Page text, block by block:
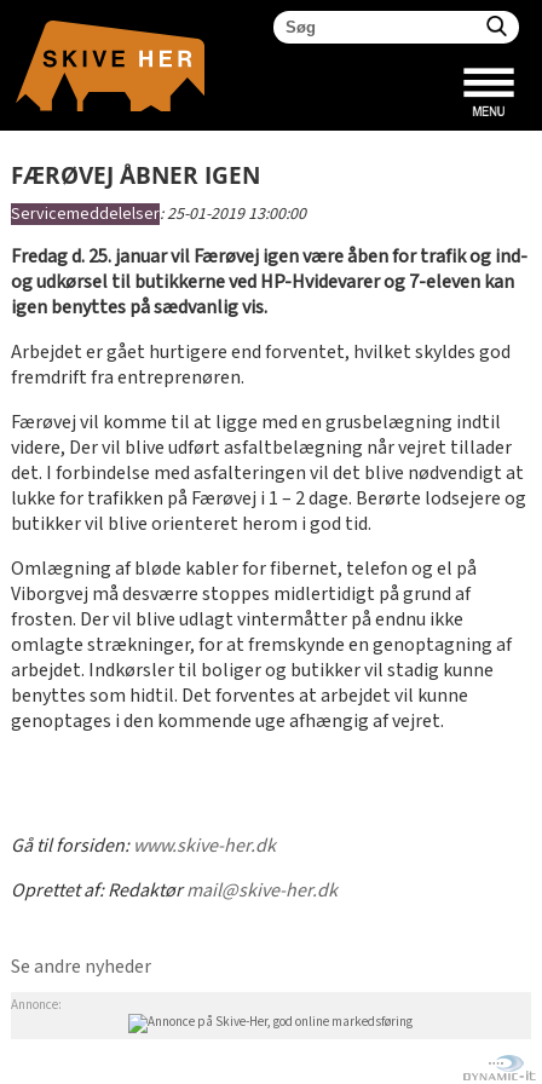
FÆRØVEJ ÅBNER IGEN
Servicemeddelelser:25-01-2019 13:00:00
Fredag d. 25. januar vil Færøvej igen være åben for trafik og ind-
og udkørsel til butikkerne ved HP-Hvidevarer og 7-eleven kan
igen benyttes på sædvanlig vis.
Arbejdet er gået hurtigere end forventet, hvilket skyldes god
fremdrift fra entreprenøren.
Færøvej vil komme til at ligge med en grusbelægning indtil
videre, Der vil blive udført asfaltbelægning når vejret tillader
det. I forbindelse med asfalteringen vil det blive nødvendigt at
lukke for trafikken på Færøvej i 1 – 2 dage. Berørte lodsejere og
butikker vil blive orienteret herom i god tid.
Omlægning af bløde kabler for fibernet, telefon og el på
Viborgvej må desværre stoppes midlertidigt på grund af
frosten. Der vil blive udlagt vintermåtter på endnu ikke
omlagte strækninger, for at fremskynde en genoptagning af
arbejdet. Indkørsler til boliger og butikker vil stadig kunne
benyttes som hidtil. Det forventes at arbejdet vil kunne
genoptages i den kommende uge afhængig af vejret.
Gå til forsiden:www.skive-her.dk
Oprettet af:Redaktørmail@skive-her.dk
Se andre nyheder
Annonce: